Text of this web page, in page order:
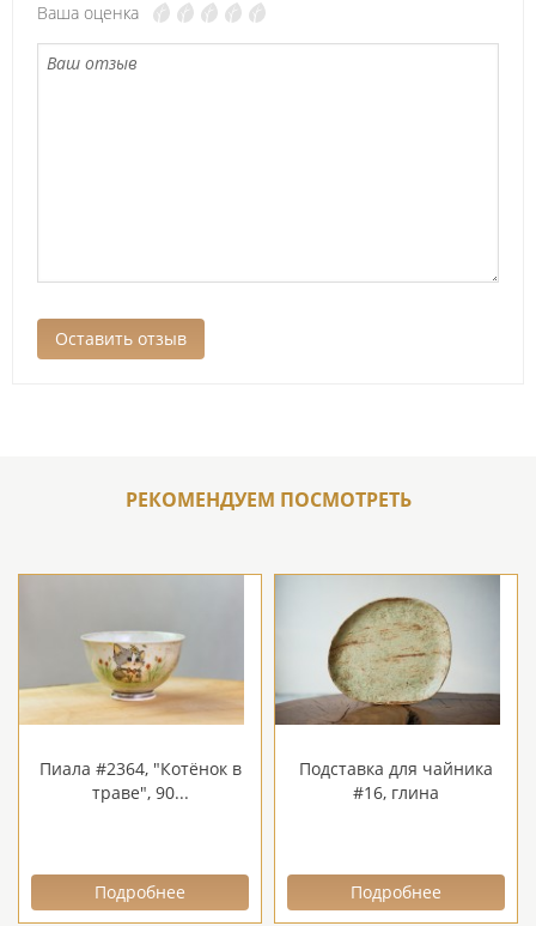
Ваша оценка
РЕКОМЕНДУЕМ ПОСМОТРЕТЬ
Пиала #2364, "Котёнок в
траве", 90...
Подробнее
Подставка для чайника
#16, глина
Подробнее